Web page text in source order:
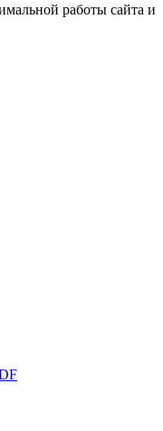
работы сайта и